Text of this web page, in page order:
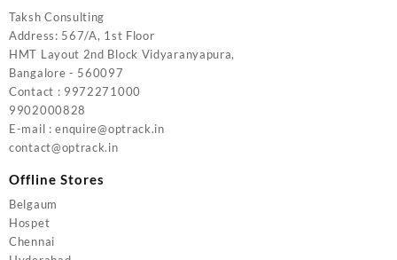
Taksh Consulting
Address: 567/A, 1st Floor
HMT Layout 2nd Block Vidyaranyapura,
Bangalore - 560097
Contact : 9972271000
9902000828
E-mail : enquire@optrack.in
contact@optrack.in
Offline Stores
Belgaum
Hospet
Chennai